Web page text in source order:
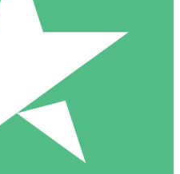
Individuali
download. Nessun impegno